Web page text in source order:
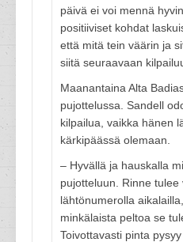
päivä ei voi mennä
positiiviset kohdat
että mitä tein väärin ja
siitä seuraavaan
Maanantaina Alta
pujottelussa. Sandell
kilpailua, vaikka hänen
kärkipäässä olemaan.
– Hyvällä ja hauskalla
pujotteluun. Rinne
lähtönumerolla
minkälaista peltoa se
Toivottavasti pinta